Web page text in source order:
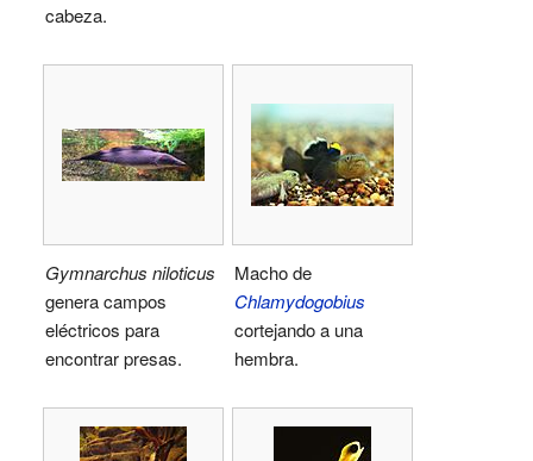
cabeza.
Gymnarchus niloticus
genera campos
eléctricos para
encontrar presas.
Macho de
Chlamydogobius
cortejando a una
hembra.